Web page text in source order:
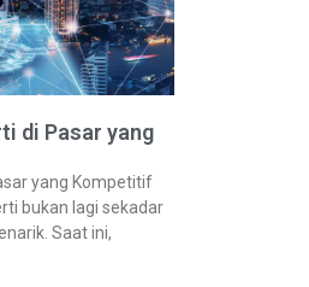
di Pasar yang
yang Kompetitif
bukan lagi sekadar
Saat ini,